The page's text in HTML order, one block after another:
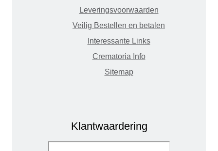
Leveringsvoorwaarden
Veilig Bestellen en betalen
Interessante Links
Crematoria Info
Sitemap
Klantwaardering